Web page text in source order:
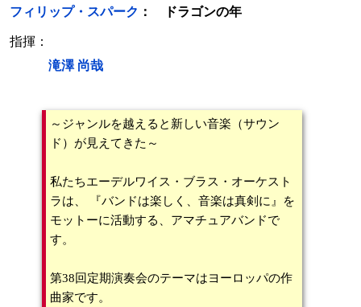
フィリップ・スパーク ： ドラゴンの年
指揮：
滝澤 尚哉
～ジャンルを越えると新しい音楽（サウン
ド）が見えてきた～
私たちエーデルワイス・ブラス・オーケスト
ラは、 『バンドは楽しく、音楽は真剣に』を
モットーに活動する、アマチュアバンドで
す。
第38回定期演奏会のテーマはヨーロッパの作
曲家です。